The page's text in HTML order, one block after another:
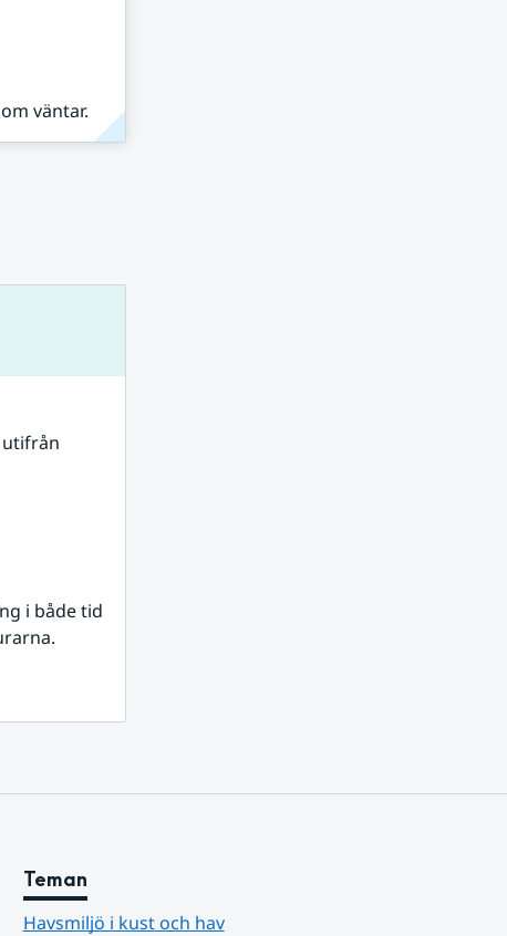
väntar.
utifrån
i både tid
Teman
Havsmiljö i kust och hav